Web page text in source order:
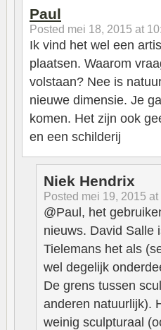
Paul
Posted mei 18, 2015 at
Ik vind het wel een
plaatsen. Waarom
volstaan? Nee is
nieuwe dimensie. Je
komen. Het zijn ook
en een schilderij
Niek Hendrix
Posted mei 19, 2015 at
@Paul, het
nieuws. David Salle
Tielemans het als
wel degelijk
De grens tussen
anderen natuurlijk).
weinig sculpturaal